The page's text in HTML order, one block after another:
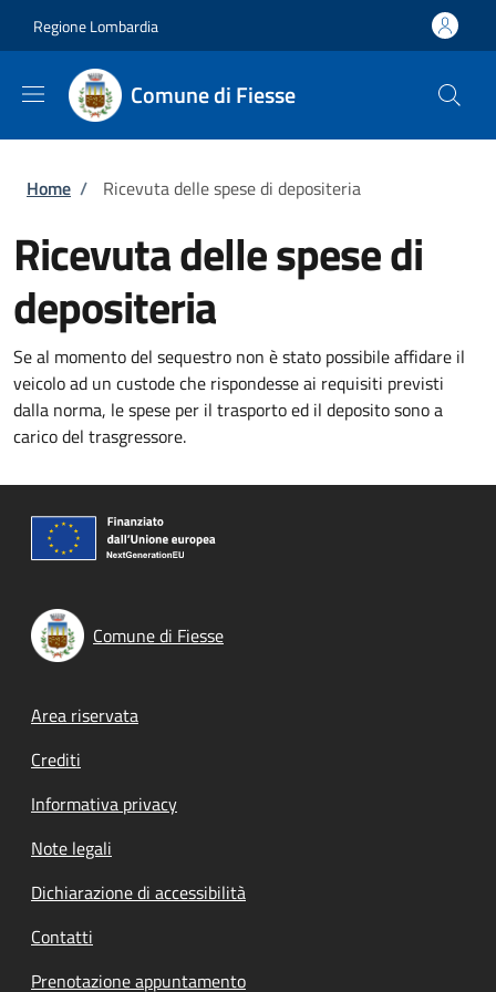
Regione Lombardia
Comune di Fiesse
Briciole di pane
Home / Ricevuta delle spese di depositeria
Ricevuta delle spese di
depositeria
Se al momento del sequestro non è stato possibile affidare il
veicolo ad un custode che rispondesse ai requisiti previsti
dalla norma, le spese per il trasporto ed il deposito sono a
carico del trasgressore.
Comune di Fiesse
Footer menu
Area riservata
Crediti
Informativa privacy
Note legali
Dichiarazione di accessibilità
Contatti
Prenotazione appuntamento